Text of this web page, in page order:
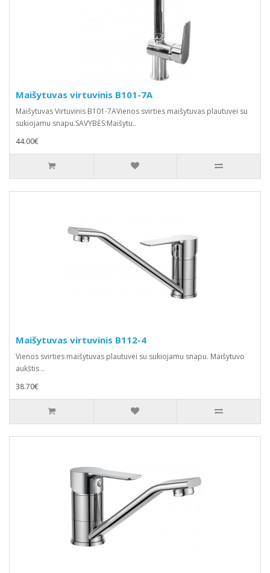
Maišytuvas virtuvinis B101-7A
Maišytuvas Virtuvinis B101-7AVienos svirties maišytuvas plautuvei su
sukiojamu snapu.SAVYBĖS:Maišytu..
44.00€
Maišytuvas virtuvinis B112-4
Vienos svirties maišytuvas plautuvei su sukiojamu snapu. Maišytuvo
aukštis ..
38.70€